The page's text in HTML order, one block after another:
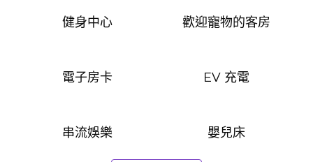
健身中心 歡迎寵物的客房
電子房卡 EV 充電
串流娛樂 嬰兒床